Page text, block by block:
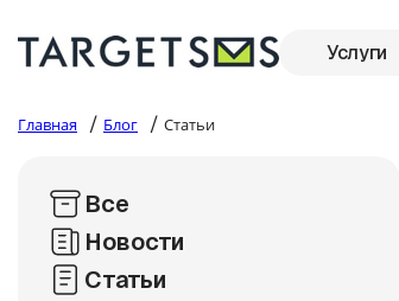
Услуги
Главная / Блог / Статьи
Все
Новости
Статьи